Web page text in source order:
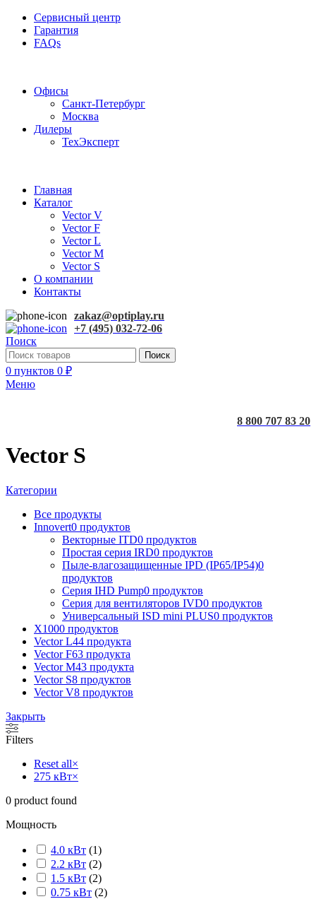
Сервисный центр
Гарантия
FAQs
Офисы
Санкт-Петербург
Москва
Дилеры
ТехЭксперт
Главная
Каталог
Vector V
Vector F
Vector L
Vector M
Vector S
О компании
Контакты
zakaz@optiplay.ru
+7 (495) 032-72-06
Поиск
Поиск
0 пунктов 0 ₽
Меню
8 800 707 83 20
Vector S
Категории
Все продукты
Innovert0 продуктов
Векторные ITD0 продуктов
Простая серия IRD0 продуктов
Пыле-влагозащищенные IPD (IP65/IP54)0
продуктов
Серия IHD Pump0 продуктов
Серия для вентиляторов IVD0 продуктов
Универсальный ISD mini PLUS0 продуктов
X1000 продуктов
Vector L44 продукта
Vector F63 продукта
Vector M43 продукта
Vector S8 продуктов
Vector V8 продуктов
Закрыть
Filters
Reset all×
275 кВт×
0 product found
Мощность
4.0 кВт (1)
2.2 кВт (2)
1.5 кВт (2)
0.75 кВт (2)